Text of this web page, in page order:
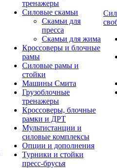
тренажеры
Силовые скамьи
Скамьи для
пресса
Скамьи для жима
Кроссоверы и блочные
рамы
Силовые рамы и
стойки
Машины Смита
Грузоблочные
тренажеры
Кроссоверы, блочные
рамки и ДРТ
Мультистанции и
силовые комплексы
Опции и дополнения
Турники и стойки
пресс-брусья